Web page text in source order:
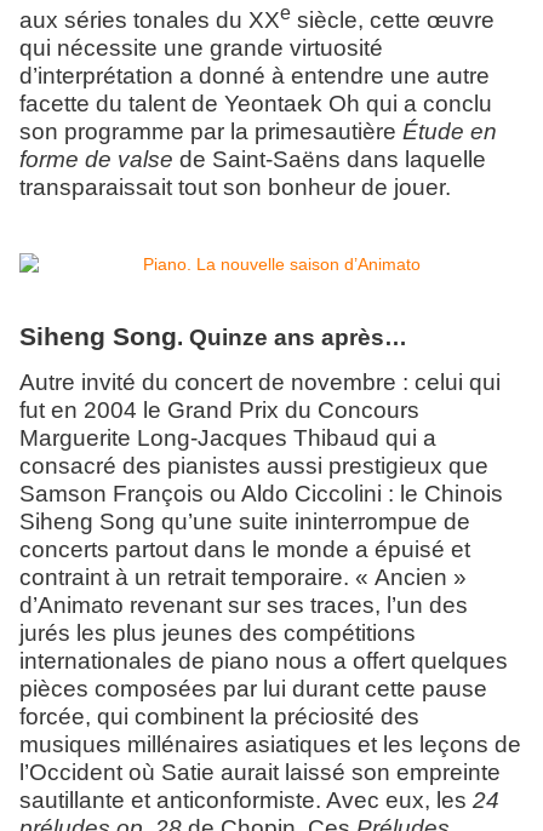
aux séries tonales du XXe siècle, cette œuvre
qui nécessite une grande virtuosité
d’interprétation a donné à entendre une autre
facette du talent de Yeontaek Oh qui a conclu
son programme par la primesautière Étude en
forme de valse de Saint-Saëns dans laquelle
transparaissait tout son bonheur de jouer.
Siheng Song. Quinze ans après…
Autre invité du concert de novembre : celui qui
fut en 2004 le Grand Prix du Concours
Marguerite Long-Jacques Thibaud qui a
consacré des pianistes aussi prestigieux que
Samson François ou Aldo Ciccolini : le Chinois
Siheng Song qu’une suite ininterrompue de
concerts partout dans le monde a épuisé et
contraint à un retrait temporaire. « Ancien »
d’Animato revenant sur ses traces, l’un des
jurés les plus jeunes des compétitions
internationales de piano nous a offert quelques
pièces composées par lui durant cette pause
forcée, qui combinent la préciosité des
musiques millénaires asiatiques et les leçons de
l’Occident où Satie aurait laissé son empreinte
sautillante et anticonformiste. Avec eux, les 24